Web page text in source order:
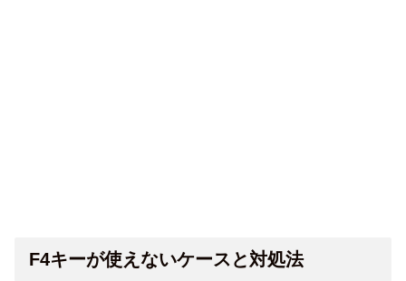
F4キーが使えないケースと対処法